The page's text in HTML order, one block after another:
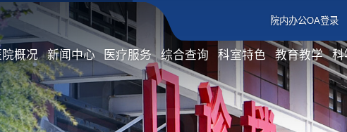
院内办公OA登录
概况 新闻中心 医疗服务 综合查询 科室特色 教育教学 科